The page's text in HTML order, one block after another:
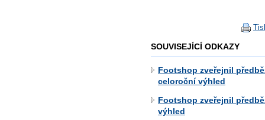
SOUVISEJÍCÍ ODKAZY
Footshop zveřejnil
celoroční výhled
Footshop zveřejnil
výhled